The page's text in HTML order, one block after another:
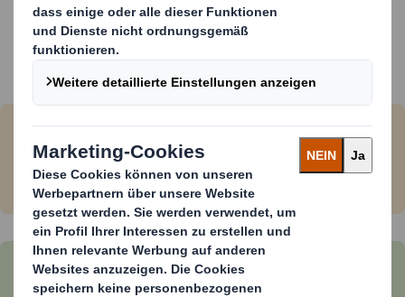
Ihre Vorteile auf einem Blick
Einfache Handhabung und
gleichzeitig kindersicher
Alternativlösung für vergleichbare